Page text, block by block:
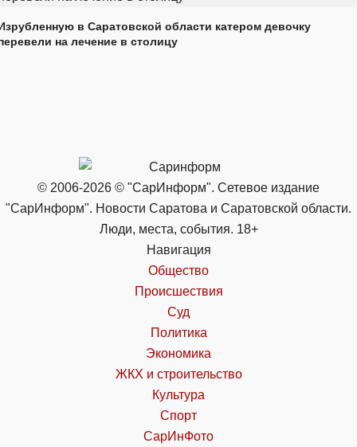
в Саратовской области катером девочку
на лечение в столицу
© 2006-2026 © "СарИнформ". Сетевое издание
"СарИнформ". Новости Саратова и Саратовской области.
Люди, места, события. 18+
Навигация
Общество
Происшествия
Суд
Политика
Экономика
ЖКХ и строительство
Культура
Спорт
СарИнФото